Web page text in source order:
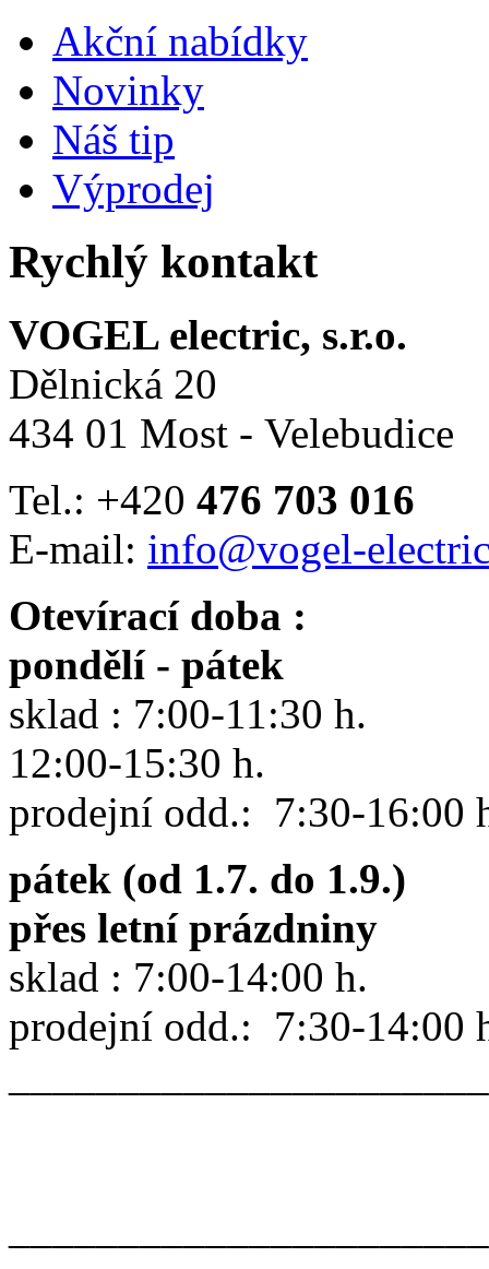
Akční nabídky
Novinky
Náš tip
Výprodej
Rychlý kontakt
VOGEL electric, s.r.o.
Dělnická 20
434 01 Most - Velebudice
Tel.: +420 476 703 016
E-mail: info@vogel-
Otevírací doba :
pondělí - pátek
sklad : 7:00-11:30 h.
12:00-15:30 h.
prodejní odd.: 7:30-16:00
pátek (od 1.7. do 1.9.)
přes letní prázdniny
sklad : 7:00-14:00 h.
prodejní odd.: 7:30-14:00